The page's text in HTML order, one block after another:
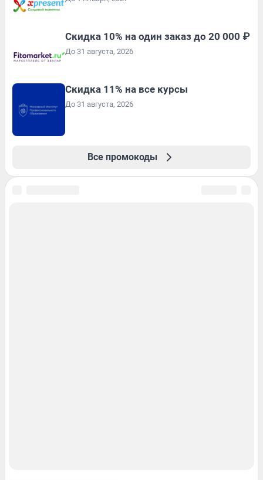
Скидка 10% на один заказ до 20 000 ₽
До 31 августа, 2026
Скидка 11% на все курсы
До 31 августа, 2026
Все промокоды